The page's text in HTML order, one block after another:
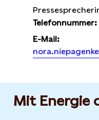
Telefonnummer:
E-Mail:
Mit Energie